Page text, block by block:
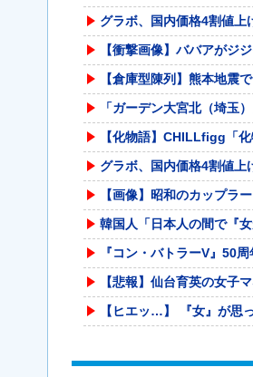
グラボ、国内価格4割値上
【衝撃画像】ババアがジ
【倉庫型陳列】熊本地震
「ガーデン大宮北（埼玉
【化物語】CHILLfigg「
グラボ、国内価格4割値上
【画像】昭和のカップラ
韓国人「日本人の間で『
『コン・バトラーV』50
【悲報】仙台育英の女子
【ヒエッ…】 『女』が思
【悲報】みい山作者さん